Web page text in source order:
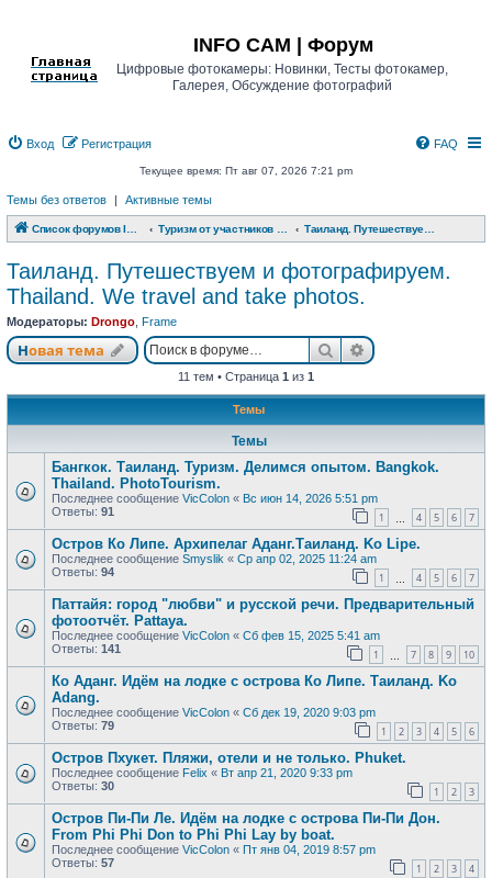
INFO CAM | Форум
Цифровые фотокамеры: Новинки, Тесты фотокамер,
Галерея, Обсуждение фотографий
Вход Регистрация FAQ
Текущее время: Пт авг 07, 2026 7:21 pm
Темы без ответов | Активные темы
Список форумов INFO CAM | Форум
Таиланд. Путешествуем и фотографируем.
Thailand. We travel and take photos.
Модераторы: Drongo Frame
Новая тема
Новая тема ПоискРасширенный
11 тем • Страница 1 из 1
Темы
Темы
Бангкок. Таиланд. Туризм. Делимся опытом. Bangkok.
Thailand. PhotoTourism.
Последнее сообщение VicColon « Вс июн 14, 2026 5:51 pm
Ответы: 91 1 4 5 6 7
Остров Ко Липе. Архипелаг Аданг.Таиланд. Ko Lipe.
Последнее сообщение Smyslik « Ср апр 02, 2025 11:24 am
Ответы: 94 1 4 5 6 7
Паттайя: город "любви" и русской речи. Предварительный
фотоотчёт. Pattaya.
Последнее сообщение VicColon « Сб фев 15, 2025 5:41 am
Ответы: 141 1 7 8 9 10
Ко Аданг. Идём на лодке с острова Ко Липе. Таиланд. Ko
Adang.
Последнее сообщение VicColon « Сб дек 19, 2020 9:03 pm
Ответы: 79 1 2 3 4 5 6
Остров Пхукет. Пляжи, отели и не только. Phuket.
Последнее сообщение Felix « Вт апр 21, 2020 9:33 pm
Ответы: 30 1 2 3
Остров Пи-Пи Ле. Идём на лодке с острова Пи-Пи Дон.
From Phi Phi Don to Phi Phi Lay by boat.
Последнее сообщение VicColon « Пт янв 04, 2019 8:57 pm
Ответы: 57 1 2 3 4